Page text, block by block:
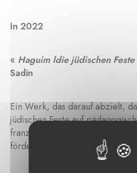
In 2022
« Haguim ldie jüdischen Feste
Sadin
Ein Werk, das darauf abzielt,
jüdischen Feste auf
französisch- und
fördern.